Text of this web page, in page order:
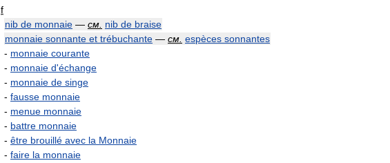
f
nib de monnaie — см nib de braise
monnaie sonnante et trébuchante — см espèces sonnantes
- monnaie courante
- monnaie d'échange
- monnaie de singe
- fausse monnaie
- menue monnaie
- battre monnaie
- être brouillé avec la Monnaie
- faire la monnaie